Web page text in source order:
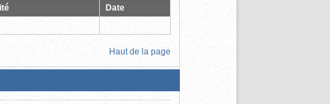
Date
Haut de la page